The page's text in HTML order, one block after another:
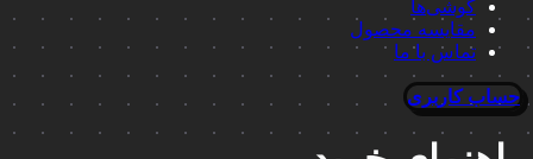
گوشی‌ها
مقایسه محصول
تماس با ما
حساب کاربری